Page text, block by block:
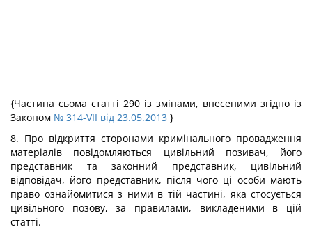
{Частина сьома статті 290 із змінами, внесеними згідно із
Законом № 314-VII від 23.05.2013 }
8. Про відкриття сторонами кримінального провадження
матеріалів повідомляються цивільний позивач, його
представник та законний представник, цивільний
відповідач, його представник, після чого ці особи мають
право ознайомитися з ними в тій частині, яка стосується
цивільного позову, за правилами, викладеними в цій
статті.